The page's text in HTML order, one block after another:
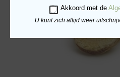
Akkoord met de
U kunt zich altijd weer